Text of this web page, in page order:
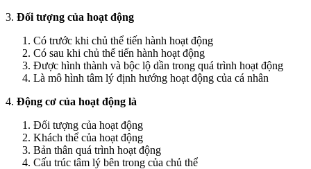
3. Đối tượng của hoạt động
Có trước khi chủ thể tiến hành hoạt động
Có sau khi chủ thể tiến hành hoạt động
Được hình thành và bộc lộ dần trong quá trình hoạt động
Là mô hình tâm lý định hướng hoạt động của cá nhân
4. Động cơ của hoạt động là
Đối tượng của hoạt động
Khách thể của hoạt động
Bản thân quá trình hoạt động
Cấu trúc tâm lý bên trong của chủ thể